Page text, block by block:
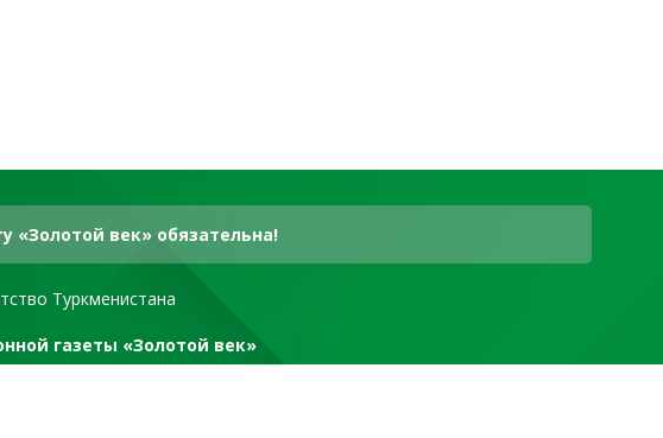
«Золотой век» обязательна!
Туркменистана
газеты «Золотой век»